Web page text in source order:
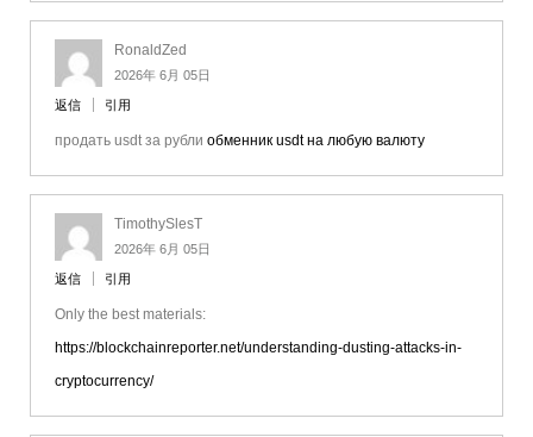
RonaldZed
2026年 6月 05日
返信 引用
продать usdt за рубли обменник usdt на любую валюту
TimothySlesT
2026年 6月 05日
返信 引用
Only the best materials:
https://blockchainreporter.net/understanding-dusting-attacks-in-
cryptocurrency/